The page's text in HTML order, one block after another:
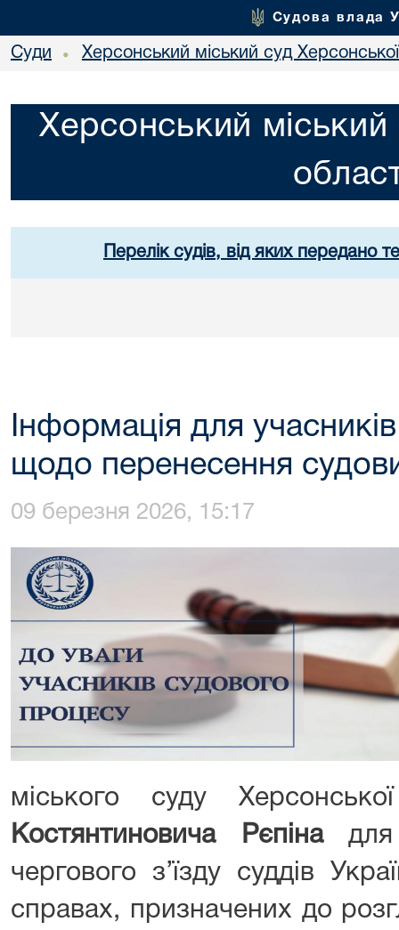
Судова влада
Суди • Херсонський міський суд Херсонської
Херсонський міський
Перелік судів, від яких передано
Інформація для
щодо перенесення
09 березня 2026, 15:17
міського суду
Костянтиновича Рєпінадля
чергового з’їзду суддів
справах, призначених до